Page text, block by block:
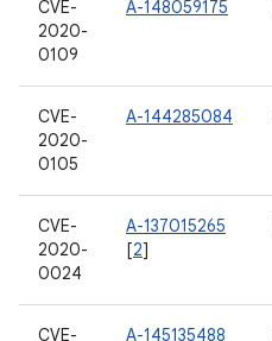
CVE-
2020-
0109
A-148059175
CVE-
2020-
0105
A-144285084
CVE-
2020-
0024
A-137015265
[2]
CVE-
A-145135488